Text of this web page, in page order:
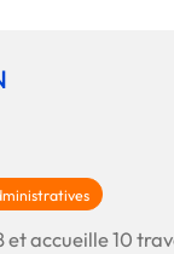
et accueille 10